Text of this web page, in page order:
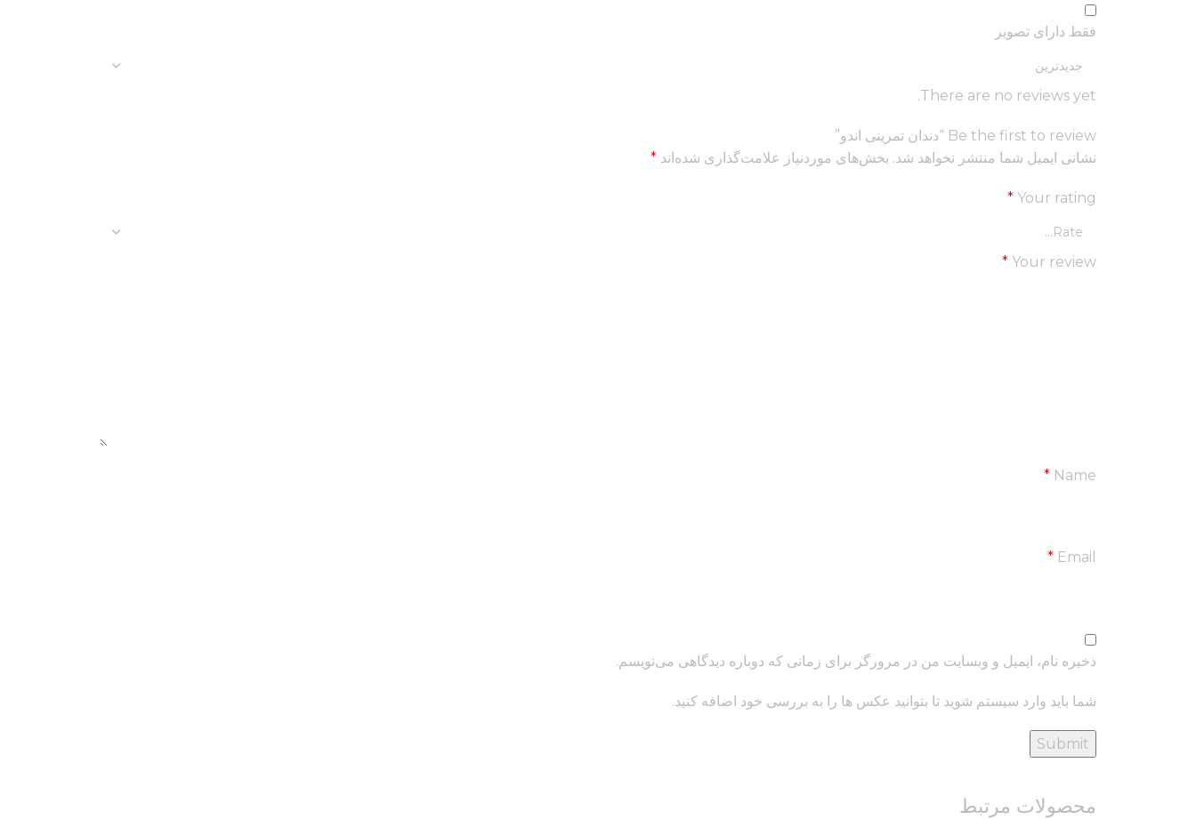
فقط دارای تصویر
There are no reviews yet.
Be the first to review “دندان تمرینی اندو”
نشانی ایمیل شما منتشر نخواهد شد. بخش‌های موردنیاز علامت‌گذاری شده‌اند *
Your rating
*
Your review
*
Name
*
Email
*
ذخیره نام، ایمیل و وبسایت من در مرورگر برای زمانی که دوباره دیدگاهی می‌نویسم.
شما باید وارد سیستم شوید تا بتوانید عکس ها را به بررسی خود اضافه کنید.
محصولات مرتبط